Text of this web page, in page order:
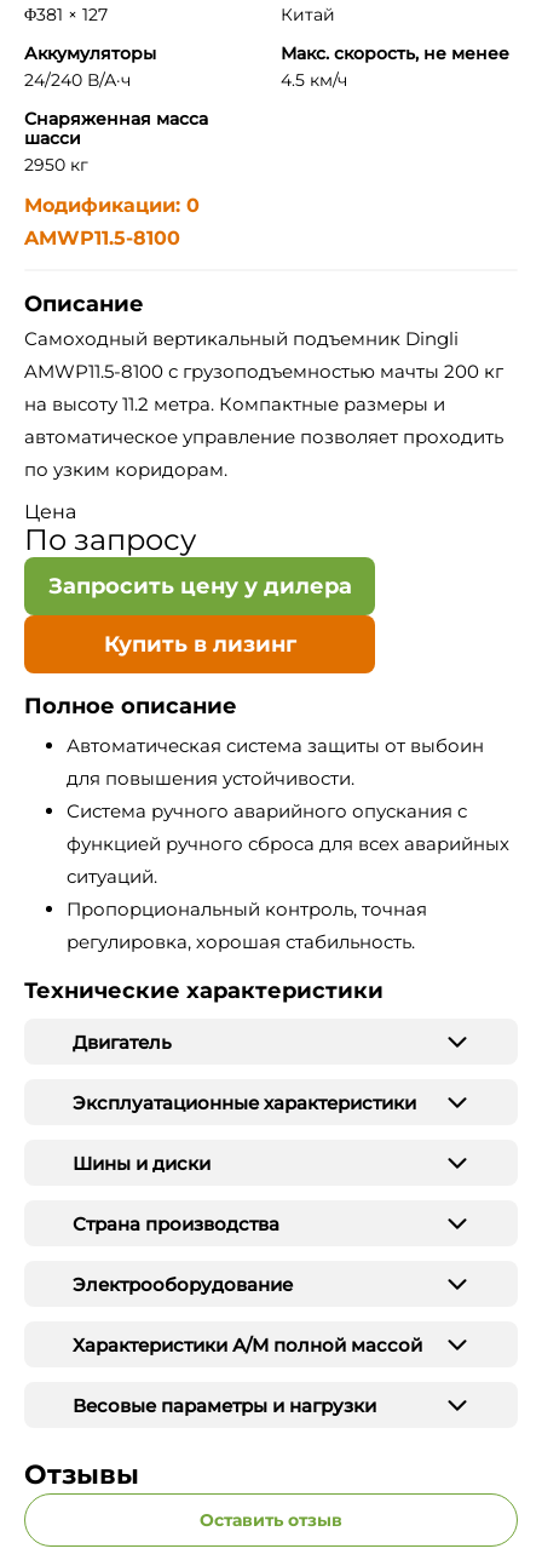
Φ381 × 127
Китай
Аккумуляторы
24/240 В/А·ч
Макс. скорость, не менее
4.5 км/ч
Снаряженная масса
шасси
2950 кг
Модификации: 0
AMWP11.5-8100
Описание
Самоходный вертикальный подъемник Dingli
AMWP11.5-8100 с грузоподъемностью мачты 200 кг
на высоту 11.2 метра. Компактные размеры и
автоматическое управление позволяет проходить
по узким коридорам.
Цена
По запросу
Запросить цену у дилера
Купить в лизинг
Полное описание
Автоматическая система защиты от выбоин
для повышения устойчивости.
Система ручного аварийного опускания с
функцией ручного сброса для всех аварийных
ситуаций.
Пропорциональный контроль, точная
регулировка, хорошая стабильность.
Технические характеристики
Двигатель
Эксплуатационные характеристики
Шины и диски
Страна производства
Электрооборудование
Характеристики А/М полной массой
Весовые параметры и нагрузки
Отзывы
Оставить отзыв